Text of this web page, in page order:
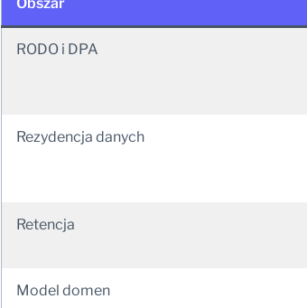
RODO i DPA
Rezydencja danych
Retencja
Model domen